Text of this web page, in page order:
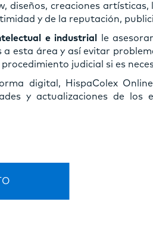
diseños, creaciones
y de la reputación,
e industrial
le
esta área y así evitar
judicial si es
digital, HispaColex
y actualizaciones de los